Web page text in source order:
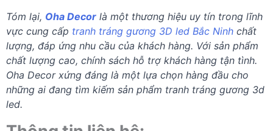
Tóm lại, Oha Decor là một thương hiệu uy tín trong lĩnh
vực cung cấp tranh tráng gương 3D led Bắc Ninh chất
lượng, đáp ứng nhu cầu của khách hàng. Với sản phẩm
chất lượng cao, chính sách hỗ trợ khách hàng tận tình.
Oha Decor xứng đáng là một lựa chọn hàng đầu cho
những ai đang tìm kiếm sản phẩm tranh tráng gương 3d
led.